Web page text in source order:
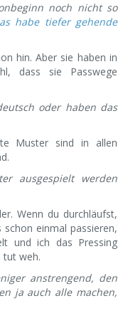
noch nicht so
habe tiefer gehende
hin. Aber sie haben in
dass sie Passwege
oder haben das
Muster sind in allen
ausgespielt werden
Wenn du durchläufst,
einmal passieren,
und ich das Pressing
tut weh.
anstrengend, den
ja auch alle machen,